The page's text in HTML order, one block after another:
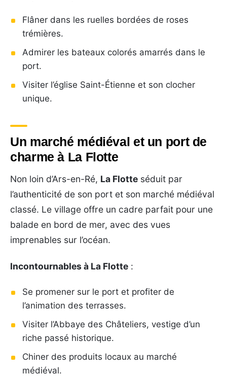
Flâner dans les ruelles bordées de roses
trémières.
Admirer les bateaux colorés amarrés dans le
port.
Visiter l’église Saint-Étienne et son clocher
unique.
Un marché médiéval et un port de
charme à La Flotte
Non loin d’Ars-en-Ré, La Flotte séduit par
l’authenticité de son port et son marché médiéval
classé. Le village offre un cadre parfait pour une
balade en bord de mer, avec des vues
imprenables sur l’océan.
Incontournables à La Flotte :
Se promener sur le port et profiter de
l’animation des terrasses.
Visiter l’Abbaye des Châteliers, vestige d’un
riche passé historique.
Chiner des produits locaux au marché
médiéval.